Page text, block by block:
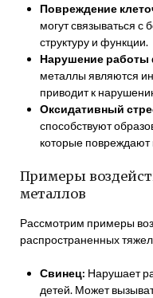
Повреждение
могут связываться
структуру и функции.
Нарушение работы
металлы являются
приводит к
Оксидативный
способствуют
которые повреждают
Примеры
металлов
Рассмотрим примеры
распространенных
Свинец: Нарушает
детей. Может